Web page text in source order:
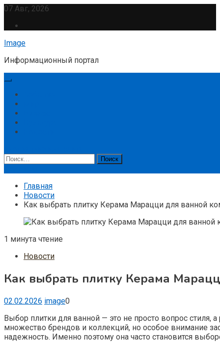
Перейти
содержимому
07 Авг, 2026
Image
Информационный портал
Найти:
Главная
Новости
Как выбрать плитку Керама Марацци для ванной
1 минута чтение
Новости
Как выбрать плитку Керама
02.02.2026 image0
Выбор плитки для ванной — это не просто вопрос стиля,
множество брендов и коллекций, но особое внимание
надежность. Именно поэтому она часто становится